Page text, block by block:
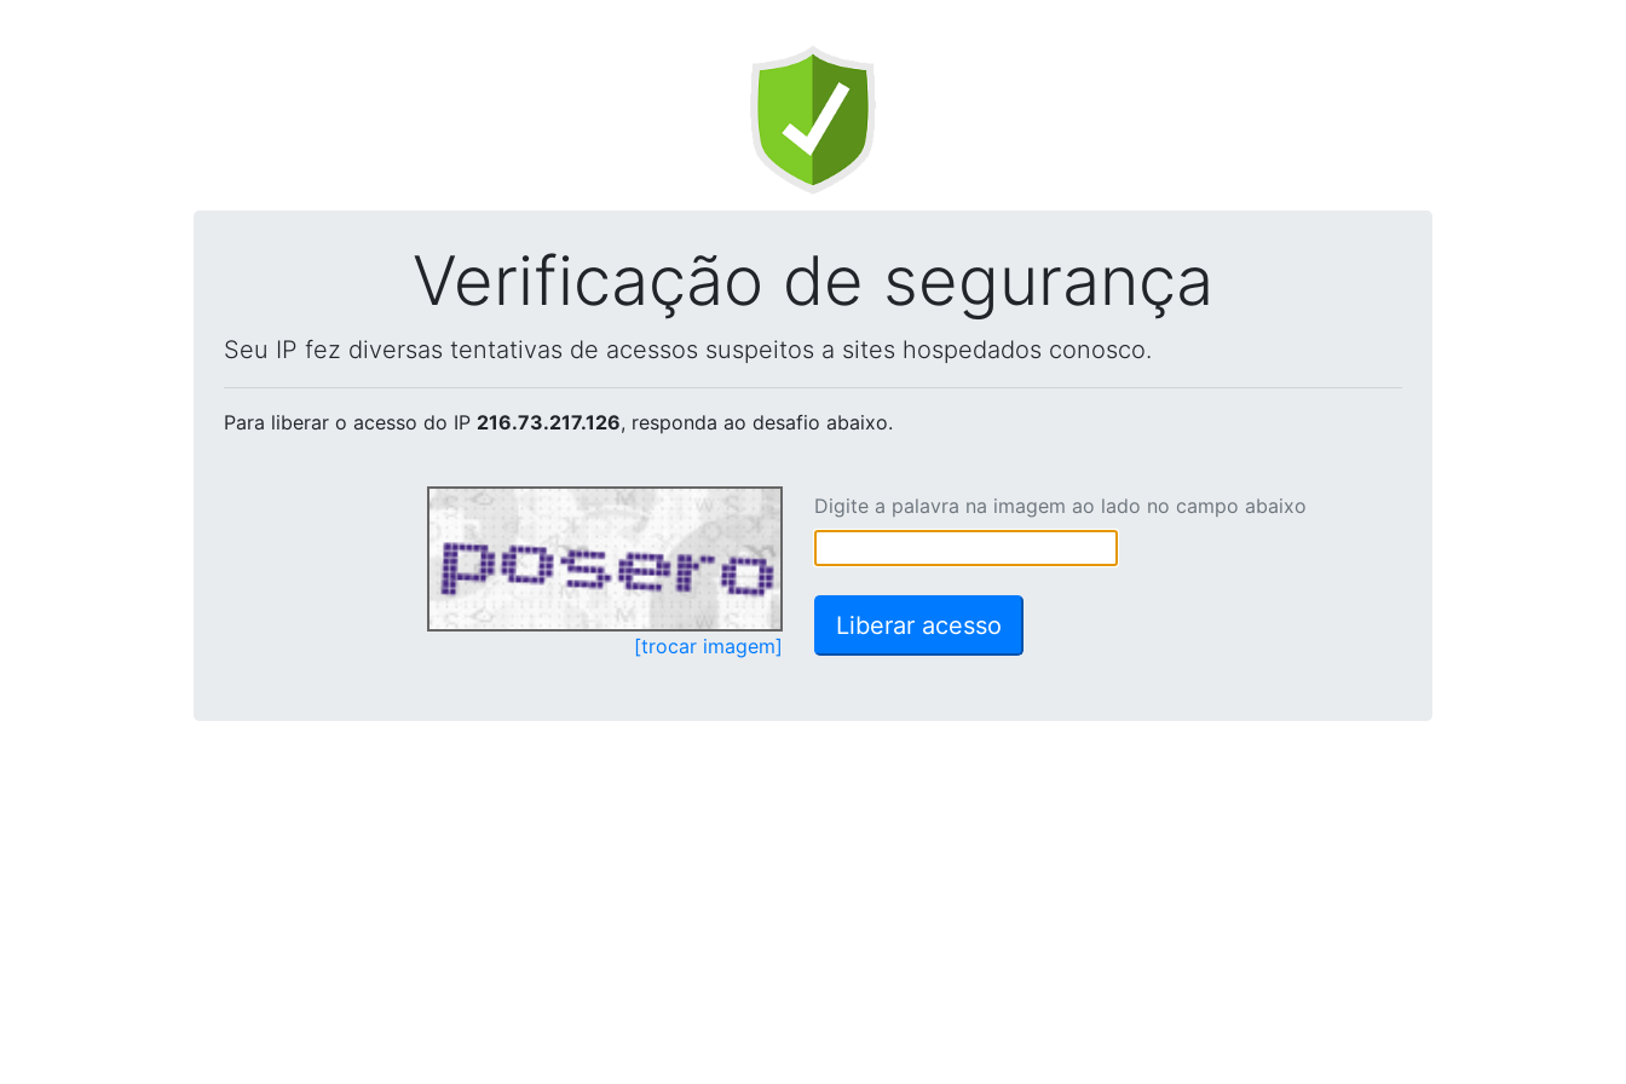
Verificação de segurança
Seu IP fez diversas tentativas de acessos suspeitos a sites hospedados conosco.
Para liberar o acesso do IP 216.73.217.126, responda ao desafio abaixo.
[trocar imagem]
Digite a palavra na imagem ao lado no campo abaixo